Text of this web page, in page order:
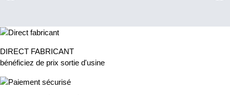
DIRECT FABRICANT
bénéficiez de prix sortie d'usine